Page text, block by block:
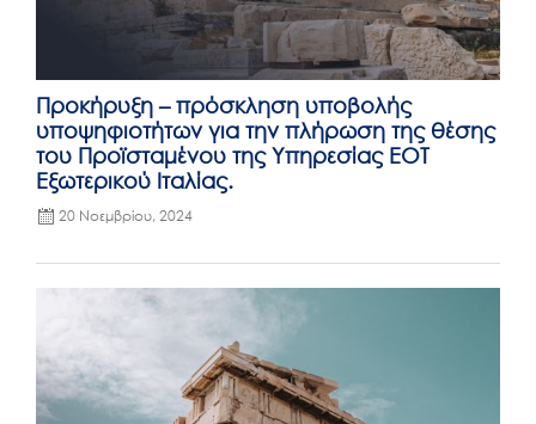
Προκήρυξη – πρόσκληση υποβολής
υποψηφιοτήτων για την πλήρωση της θέσης
του Προϊσταμένου της Υπηρεσίας ΕΟΤ
Εξωτερικού Ιταλίας.
20 Νοεμβρίου, 2024